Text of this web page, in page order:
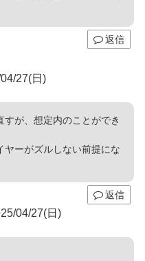
返信
27(日)
が、想定内のことができ
ヤーがズルしない前提にな
返信
04/27(日)